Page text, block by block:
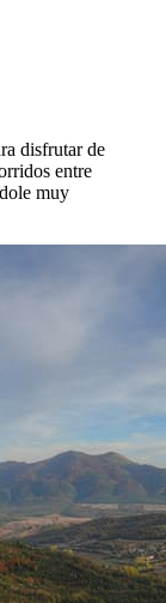
disfrutar de
entre
muy